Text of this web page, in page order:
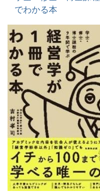
でわかる本